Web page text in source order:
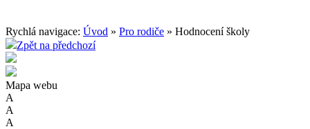
Rychlá navigace: Úvod » Pro rodiče » Hodnocení školy
Zpět na předchozí
Mapa webu
A
A
A